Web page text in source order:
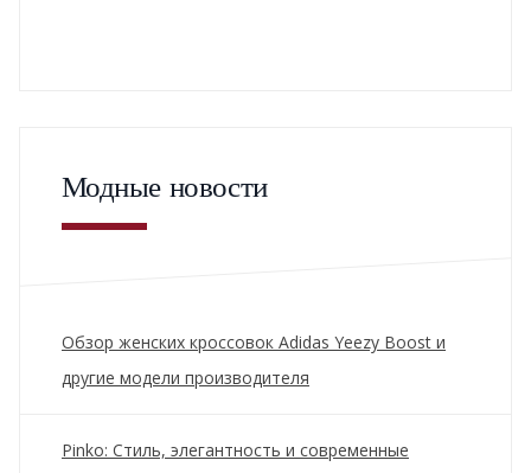
Модные новости
Обзор женских кроссовок Adidas Yeezy Boost и
другие модели производителя
Pinko: Стиль, элегантность и современные